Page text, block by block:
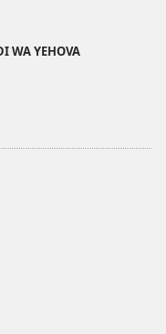
Lini?
WA YEHOVA